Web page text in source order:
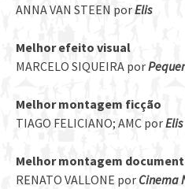
ANNA VAN STEEN porElis
Melhor efeito visual
MARCELO SIQUEIRA por
Melhor montagem ficção
TIAGO FELICIANO; AMC porElis
Melhor montagem
RENATO VALLONE por Cinema